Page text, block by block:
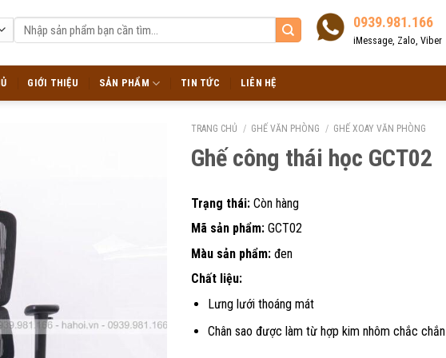
Tìm
kiếm:
0939.981.166
iMessage, Zalo, Viber
GIỚI THIỆU SẢN PHẨM TIN TỨC LIÊN HỆ
TRANG CHỦ / GHẾ VĂN PHÒNG / GHẾ XOAY VĂN PHÒNG
Ghế công thái học GCT02
Trạng thái: Còn hàng
Mã sản phẩm: GCT02
Màu sản phẩm: đen
Chất liệu:
Lưng lưới thoáng mát
Chân sao được làm từ hợp kim nhôm chắc chắn